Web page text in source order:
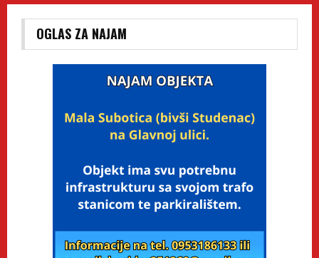
OGLAS ZA NAJAM